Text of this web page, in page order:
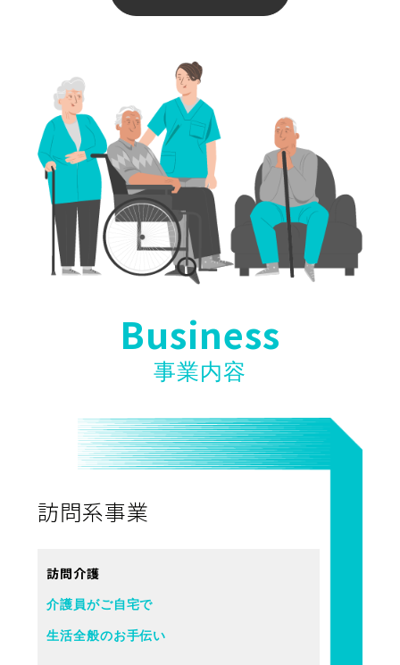
Business
事業内容
訪問系事業
訪問介護
介護員がご自宅で
生活全般のお手伝い